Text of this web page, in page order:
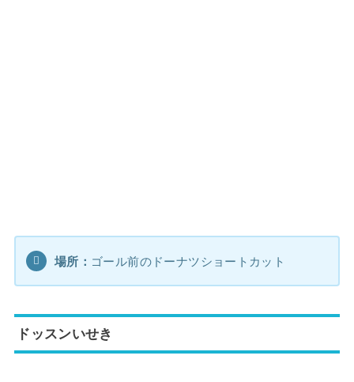
場所： ゴール前のドーナツショートカット
ドッスンいせき